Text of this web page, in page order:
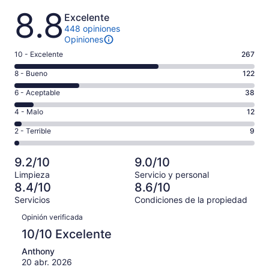
Opiniones
8.8 Excelente
448 opiniones
Opiniones
Puntuación
de
10,
es
decir,
Excelente.
Basada
en
de
448
opiniones
10 - Excelente 267
Puntuación
de
8,
es
decir,
Bueno.
Basada
en
122
de
448
opiniones
8 - Bueno 122
Puntuación
de
6,
es
decir,
Basada
en
38
de
448
opiniones
6 - Aceptable 38
Puntuación
de
4,
es
decir,
Malo.
Basada
en
de
448
opiniones
4 - Malo 12
Puntuación
de
2,
es
decir,
Terrible.
Basada
en
de
448
opiniones
2 - Terrible 9
9.2/10
Limpieza
9.0/10
Servicio y personal
8.4/10
Servicios
8.6/10
Condiciones de la propiedad
Opiniones
Opinión verificada
10/10 Excelente
Anthony
20 abr. 2026